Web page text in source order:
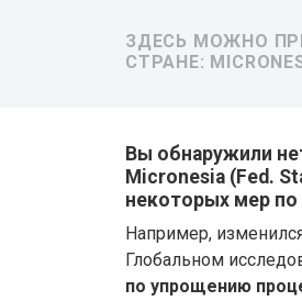
ЗДЕСЬ МОЖНО
СТРАНЕ:
Вы обнаружили
Micronesia (Fed.
некоторых мер
Например,
Глобальном
по упрощению